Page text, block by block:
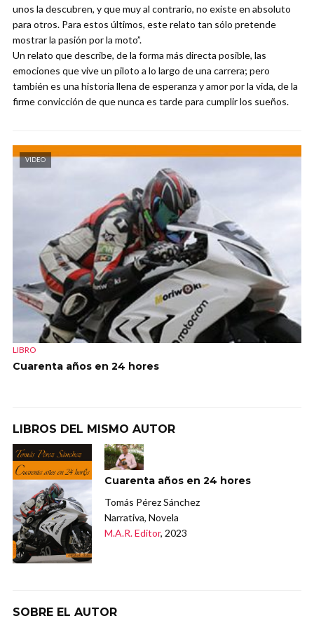
unos la descubren, y que muy al contrario, no existe en absoluto
para otros. Para estos últimos, este relato tan sólo pretende
mostrar la pasión por la moto”.
Un relato que describe, de la forma más directa posible, las
emociones que vive un piloto a lo largo de una carrera; pero
también es una historia llena de esperanza y amor por la vida, de la
firme convicción de que nunca es tarde para cumplir los sueños.
VIDEO
LIBRO
Cuarenta años en 24 hores
LIBROS DEL MISMO AUTOR
Cuarenta años en 24 hores
Tomás Pérez Sánchez
Narrativa, Novela
M.A.R. Editor, 2023
SOBRE EL AUTOR